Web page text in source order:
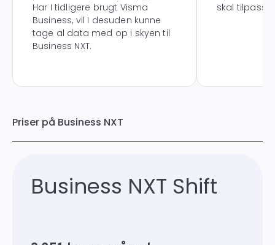
Har I tidligere brugt Visma
Business, vil I desuden kunne
tage al data med op i skyen til
Business NXT.
skal
Priser på Business NXT
Business NXT Shift